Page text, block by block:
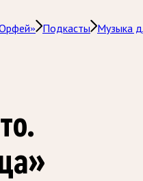
Подкасты
Музыка